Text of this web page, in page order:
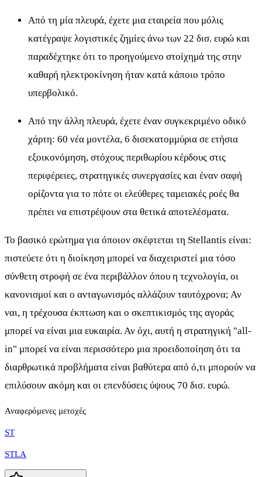
Από τη μία πλευρά, έχετε μια εταιρεία που μόλις
κατέγραψε λογιστικές ζημίες άνω των 22 δισ. ευρώ και
παραδέχτηκε ότι το προηγούμενο στοίχημά της στην
καθαρή ηλεκτροκίνηση ήταν κατά κάποιο τρόπο
υπερβολικό.
Από την άλλη πλευρά, έχετε έναν συγκεκριμένο οδικό
χάρτη: 60 νέα μοντέλα, 6 δισεκατομμύρια σε ετήσια
εξοικονόμηση, στόχους περιθωρίου κέρδους στις
περιφέρειες, στρατηγικές συνεργασίες και έναν σαφή
ορίζοντα για το πότε οι ελεύθερες ταμειακές ροές θα
πρέπει να επιστρέψουν στα θετικά αποτελέσματα.
Το βασικό ερώτημα για όποιον σκέφτεται τη Stellantis είναι:
πιστεύετε ότι η διοίκηση μπορεί να διαχειριστεί μια τόσο
σύνθετη στροφή σε ένα περιβάλλον όπου η τεχνολογία, οι
κανονισμοί και ο ανταγωνισμός αλλάζουν ταυτόχρονα; Αν
ναι, η τρέχουσα έκπτωση και ο σκεπτικισμός της αγοράς
μπορεί να είναι μια ευκαιρία. Αν όχι, αυτή η στρατηγική "all-
in" μπορεί να είναι περισσότερο μια προειδοποίηση ότι τα
διαρθρωτικά προβλήματα είναι βαθύτερα από ό,τι μπορούν να
επιλύσουν ακόμη και οι επενδύσεις ύψους 70 δισ. ευρώ.
Αναφερόμενες μετοχές
ST
STLA